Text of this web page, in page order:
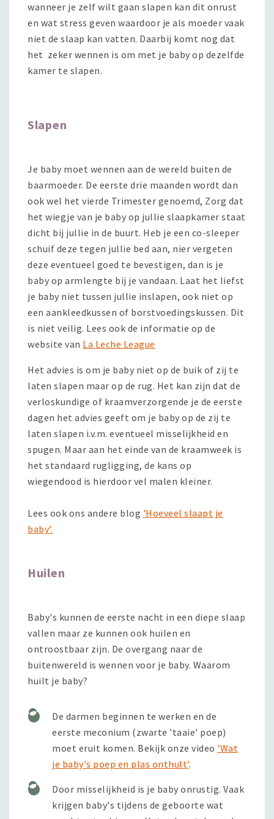
wanneer je zelf wilt gaan slapen kan dit onrust
en wat stress geven waardoor je als moeder vaak
niet de slaap kan vatten. Daarbij komt nog dat
het zeker wennen is om met je baby op dezelfde
kamer te slapen.
Slapen
Je baby moet wennen aan de wereld buiten de
baarmoeder. De eerste drie maanden wordt dan
ook wel het vierde Trimester genoemd, Zorg dat
het wiegje van je baby op jullie slaapkamer staat
dicht bij jullie in de buurt. Heb je een co-sleeper
schuif deze tegen jullie bed aan, nier vergeten
deze eventueel goed te bevestigen, dan is je
baby op armlengte bij je vandaan. Laat het liefst
je baby niet tussen jullie inslapen, ook niet op
een aankleedkussen of borstvoedingskussen. Dit
is niet veilig. Lees ook de informatie op de
website van La Leche League
Het advies is om je baby niet op de buik of zij te
laten slapen maar op de rug. Het kan zijn dat de
verloskundige of kraamverzorgende je de eerste
dagen het advies geeft om je baby op de zij te
laten slapen i.v.m. eventueel misselijkheid en
spugen. Maar aan het einde van de kraamweek is
het standaard rugligging, de kans op
wiegendood is hierdoor vel malen kleiner.
Lees ook ons andere blog 'Hoeveel slaapt je
baby'.
Huilen
Baby's kunnen de eerste nacht in een diepe slaap
vallen maar ze kunnen ook huilen en
ontroostbaar zijn. De overgang naar de
buitenwereld is wennen voor je baby. Waarom
huilt je baby?
De darmen beginnen te werken en de
eerste meconium (zwarte 'taaie' poep)
moet eruit komen. Bekijk onze video 'Wat
je baby's poep en plas onthult'.
Door misselijkheid is je baby onrustig. Vaak
krijgen baby's tijdens de geboorte wat